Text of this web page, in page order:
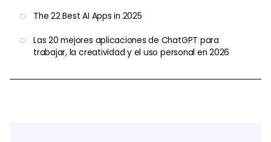
The 22 Best AI Apps in 2025
Las 20 mejores aplicaciones de ChatGPT para
trabajar, la creatividad y el uso personal en 2026